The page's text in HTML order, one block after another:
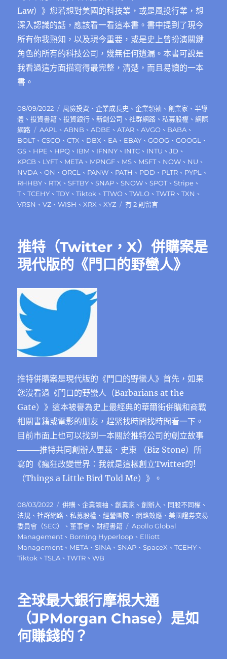
Law）》您若想對美國的科技業，或是風投行業，想
深入認識的話，應該看一看這本書。書中提到了現今
所有你我熟知，以及現今重要，或是史上曾扮演關鍵
角色的所有的科技公司，幾無任何遺漏。本書可說是
我看過這方面描寫得最完整，清楚，而且易讀的一本
書。
發
佈
日
期:
08/09/2022
分
類
風險投資 、企業成長史 、企業領袖 、創業家 、半導
體 、投資書籍 、投資銀行 、新創公司 、社群網路 、私募股權 、網際
網路
標
籤
AAPL 、ABNB 、ADBE 、ATAR 、AVGO 、 BABA 、
BOLT、CSCO 、CTX 、 DBX 、 EA 、 EBAY 、GOOG 、GOOGL
、
GS 、 HPE 、 HPQ 、 IBM 、 IFNNY 、 INTC 、 INTU 、JD 、
KPCB 、 LYFT、 META 、 MPNGF 、 MS 、 MSFT、 NOW 、 NU 、
NVDA 、ON 、ORCL 、 PANW 、 PATH 、 PDD 、 PLTR 、 PYPL
、
RHHBY 、 RTX 、SFTBY 、SNAP 、SNOW 、SPOT、Stripe 、
T、TCEHY 、TDY 、Tiktok 、TTWO 、TWLO 、TWTR 、TXN 、
VRSN 、VZ 、WISH 、XRX 、XYZ
在
法
則，
矽
最
佳
的
矽
谷
創
投
歷
史〉
中
有 2 則留言
推特（Twitter，X）併購案是
現代版的《門口的野蠻人》
推特併購案是現代版的《門口的野蠻人》首先，如果
您沒看過《門口的野蠻人（Barbarians at the
Gate）》這本被譽為史上最經典的華爾街併購和商戰
相關書籍或電影的朋友，趕緊找時間找時間看一下。
目前市面上也可以找到一本關於推特公司的創立故事
────推特共同創辦人畢茲．史東 （Biz Stone）所
寫的《瘋狂改變世界：我就是這樣創立Twitter的!
（Things a Little Bird Told Me）》。
發
佈
日
期:
08/03/2022
分
類
併購 、企業領袖 、創業家 、創辦人 、 同股不同權 、
法規 、社群網路 、私募股權 、經營團隊 、網路效應 、美國證券交易
委員會（SEC）
、董事會 、 財經書籍
標
籤
Apollo Global
Management 、 Borning Hyperloop 、 Elliott
Management 、 META 、SINA 、SNAP 、SpaceX 、TCEHY 、
Tiktok 、TSLA 、TWTR 、WB
全球最大銀行摩根大通
（JPMorgan Chase）是如
何賺錢的？